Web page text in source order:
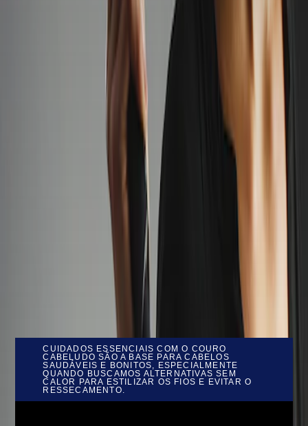
CUIDADOS ESSENCIAIS COM O COURO
CABELUDO SÃO A BASE PARA CABELOS
SAUDÁVEIS E BONITOS, ESPECIALMENTE
QUANDO BUSCAMOS ALTERNATIVAS SEM
CALOR PARA ESTILIZAR OS FIOS E EVITAR O
RESSECAMENTO.